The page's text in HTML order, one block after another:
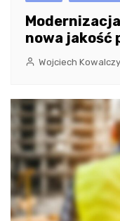
nowa jakość
Wojciech